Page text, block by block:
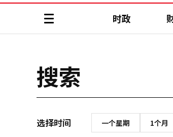
时政
搜索
选择时间 一个星期 1个月